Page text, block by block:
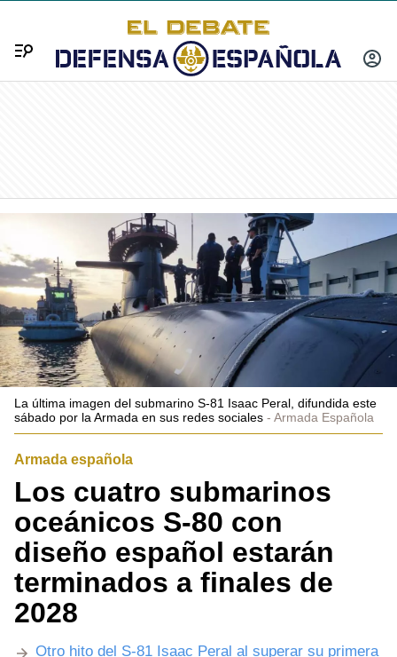
INICIAR
Menú
La última imagen del submarino S-81 Isaac Peral, difundida este
sábado por la Armada en sus redes sociales
Armada Española
Armada española
Los cuatro submarinos
oceánicos S-80 con
diseño español estarán
terminados a finales de
2028
Otro hito del S-81 Isaac Peral al superar su primera